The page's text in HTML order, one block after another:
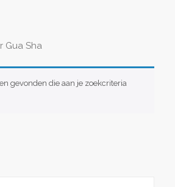
Gua Sha
gevonden die aan je zoekcriteria